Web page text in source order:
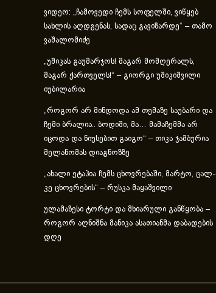
ვიდეო: „ჩამოვედი ჩემს სოფელში, ვიწყებ
სახლის აღდგენას, სადაც გავიზარდე“ – თამო
ვაშალომიძე
„უშიკას გაუმარჯოს! მაგარ მომღერალს,
მაგარ ქართველს!“ – გიორგი უშიკიშვილი
იუბილარია
„როგორ არ მინდოდა ამ თემაზე საუბარი და
ჩემი ბრალია.. ბოდიში, მა… მამაჩემმა არ
იცოდა და ნიუსებით გაიგო“ – თიკა ჯამბურია
მელანომას დიაგნოზზე
„ახა­ლი ეტა­პია ჩემს ცხოვ­რე­ბა­ში, მარ­ტო, ცალ­
კე ცხოვ­რე­ბის“ – რუსკა მაყაშვილი
ულამაზესი ტორტი და მხიარული განწყობა –
როგორ აღნიშნა მანიკა ასათიანმა დაბადების
დღე